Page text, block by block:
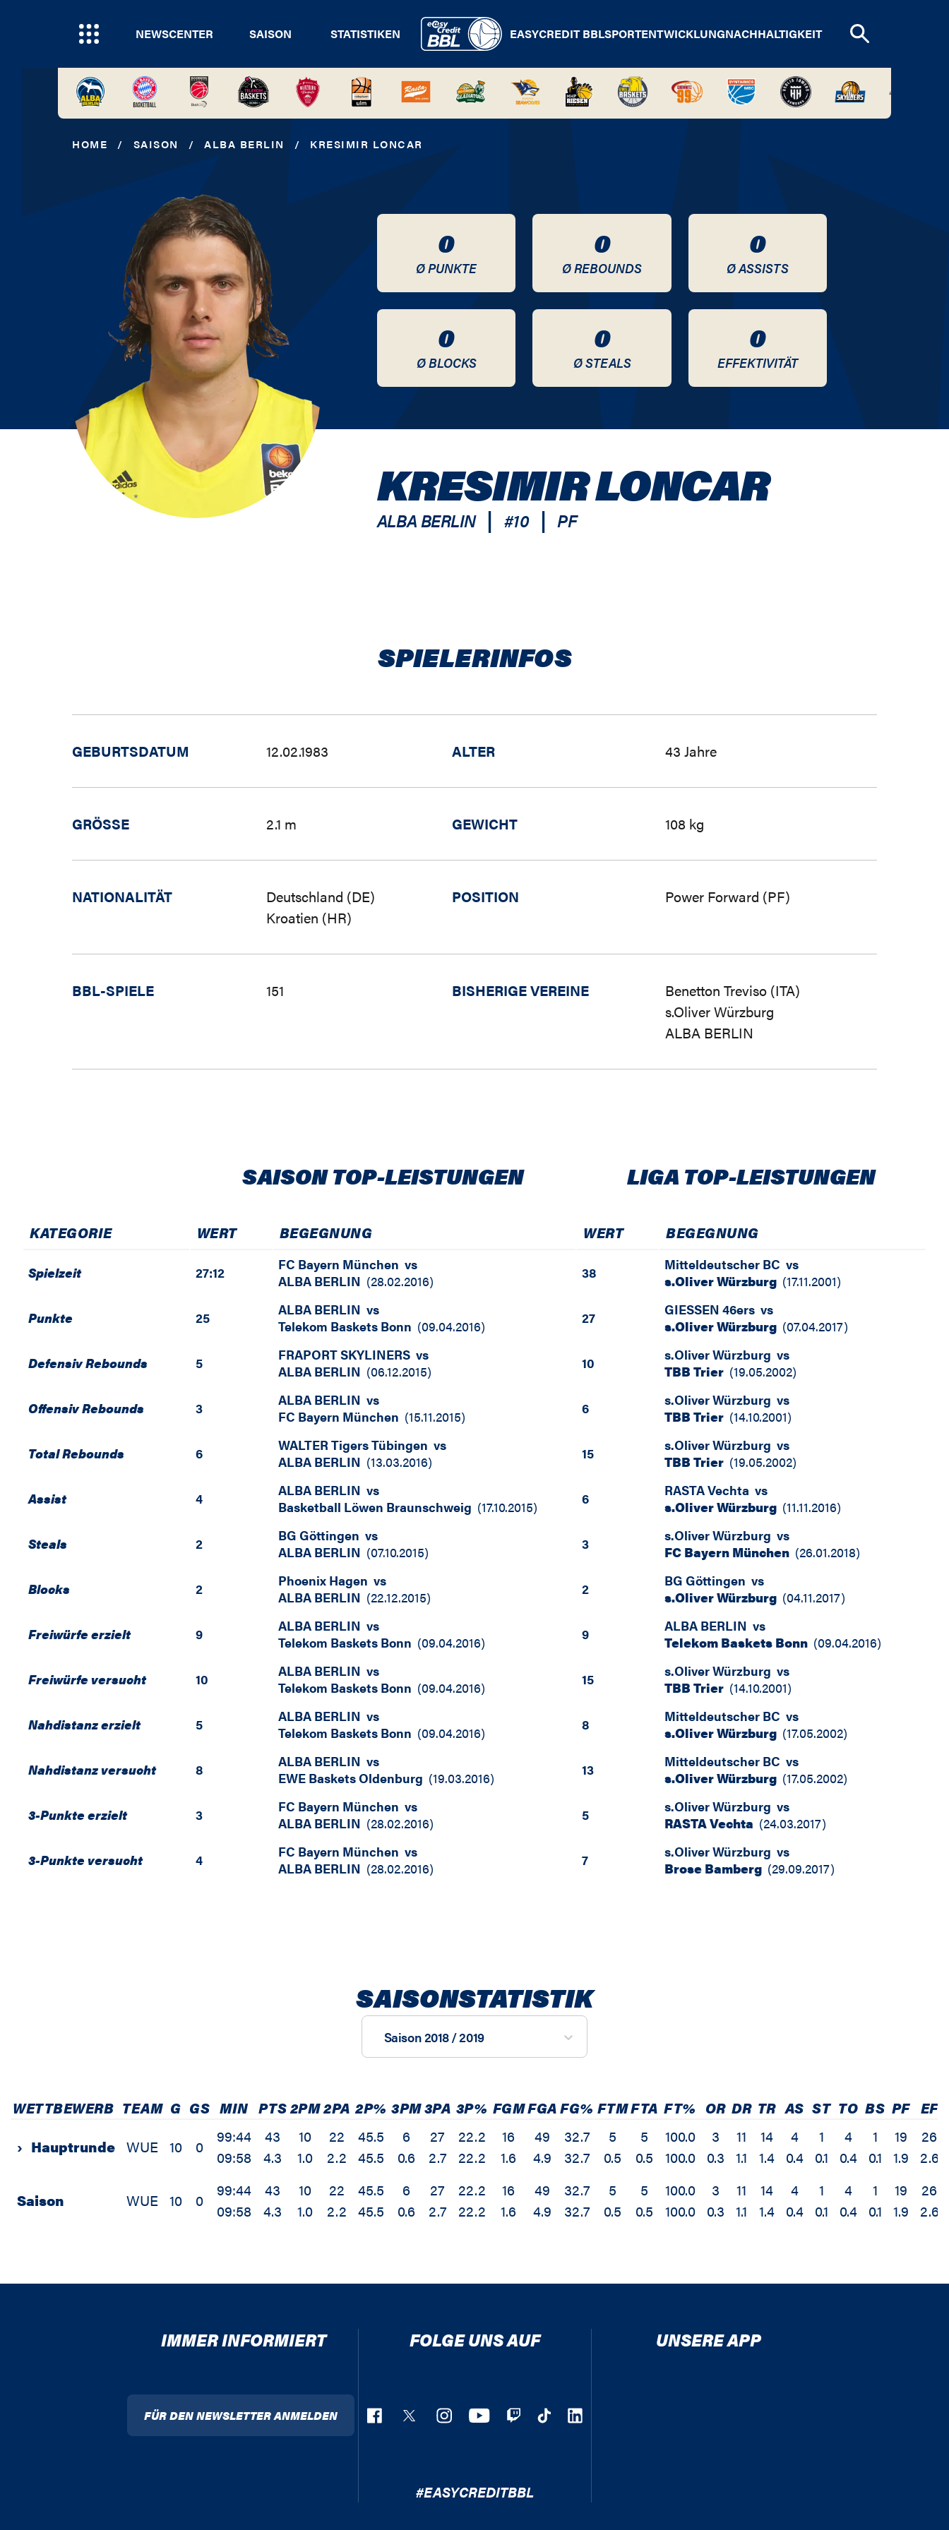
NEWSCENTER SAISON STATISTIKEN EASYCREDIT BBLSPORTENTWICKLUNGNACHHALTIGKEIT
HOME / SAISON / ALBA BERLIN / KRESIMIR LONCAR
0
Ø PUNKTE
0
Ø REBOUNDS
0
Ø ASSISTS
0
Ø BLOCKS
0
Ø STEALS
0
EFFEKTIVITÄT
KRESIMIR LONCAR
ALBA BERLIN | #10 | PF
SPIELERINFOS
GEBURTSDATUM 12.02.1983 ALTER 43 Jahre
GRÖSSE 2.1 m GEWICHT 108 kg
NATIONALITÄT
Deutschland (DE)
Kroatien (HR)
POSITION Power Forward (PF)
BBL-SPIELE 151 BISHERIGE VEREINE
Benetton Treviso (ITA)
s.Oliver Würzburg
ALBA BERLIN
SAISON TOP-LEISTUNGEN LIGA TOP-LEISTUNGEN
KATEGORIE WERT BEGEGNUNG WERT BEGEGNUNG
Spielzeit 27:12 FC Bayern München vs
ALBA BERLIN (28.02.2016) 38 Mitteldeutscher BC vs
s.Oliver Würzburg (17.11.2001)
Punkte 25 ALBA BERLIN vs
Telekom Baskets Bonn (09.04.2016) 27 GIESSEN 46ers vs
s.Oliver Würzburg (07.04.2017)
Defensiv Rebounds 5 FRAPORT SKYLINERS vs
ALBA BERLIN (06.12.2015) 10 s.Oliver Würzburg vs
TBB Trier (19.05.2002)
Offensiv Rebounds 3 ALBA BERLIN vs
FC Bayern München (15.11.2015) 6 s.Oliver Würzburg vs
TBB Trier (14.10.2001)
Total Rebounds 6 WALTER Tigers Tübingen vs
ALBA BERLIN (13.03.2016) 15 s.Oliver Würzburg vs
TBB Trier (19.05.2002)
Assist 4 ALBA BERLIN vs
Basketball Löwen Braunschweig (17.10.2015) 6 RASTA Vechta vs
s.Oliver Würzburg (11.11.2016)
Steals 2 BG Göttingen vs
ALBA BERLIN (07.10.2015) 3 s.Oliver Würzburg vs
FC Bayern München (26.01.2018)
Blocks 2 Phoenix Hagen vs
ALBA BERLIN (22.12.2015) 2 BG Göttingen vs
s.Oliver Würzburg (04.11.2017)
Freiwürfe erzielt 9 ALBA BERLIN vs
Telekom Baskets Bonn (09.04.2016) 9 ALBA BERLIN vs
Telekom Baskets Bonn (09.04.2016)
Freiwürfe versucht 10 ALBA BERLIN vs
Telekom Baskets Bonn (09.04.2016) 15 s.Oliver Würzburg vs
TBB Trier (14.10.2001)
Nahdistanz erzielt 5 ALBA BERLIN vs
Telekom Baskets Bonn (09.04.2016) 8 Mitteldeutscher BC vs
s.Oliver Würzburg (17.05.2002)
Nahdistanz versucht 8 ALBA BERLIN vs
EWE Baskets Oldenburg (19.03.2016) 13 Mitteldeutscher BC vs
s.Oliver Würzburg (17.05.2002)
3-Punkte erzielt 3 FC Bayern München vs
ALBA BERLIN (28.02.2016) 5 s.Oliver Würzburg vs
RASTA Vechta (24.03.2017)
3-Punkte versucht 4 FC Bayern München vs
ALBA BERLIN (28.02.2016) 7 s.Oliver Würzburg vs
Brose Bamberg (29.09.2017)
SAISONSTATISTIK
Saison 2018 / 2019
WETTBEWERB TEAM G GS MIN PTS2PM2PA 2P% 3PM3PA 3P% FGMFGAFG% FTMFTA FT% OR DR TR AS ST TO BS PF EF
› Hauptrunde WUE 10 0
99:44
09:58
43
4.3
10
1.0
22
2.2
45.5
45.5
6
0.6
27
2.7
22.2
22.2
16
1.6
49
4.9
32.7
32.7
5
0.5
5
0.5
100.0
100.0
3
0.3
11
1.1
14
1.4
4
0.4
1
0.1
4
0.4
1
0.1
19
1.9
26
2.6
Saison WUE 10 0
99:44
09:58
43
4.3
10
1.0
22
2.2
45.5
45.5
6
0.6
27
2.7
22.2
22.2
16
1.6
49
4.9
32.7
32.7
5
0.5
5
0.5
100.0
100.0
3
0.3
11
1.1
14
1.4
4
0.4
1
0.1
4
0.4
1
0.1
19
1.9
26
2.6
IMMER INFORMIERT
FÜR DEN NEWSLETTER ANMELDEN
FOLGE UNS AUF
#EASYCREDITBBL
UNSERE APP